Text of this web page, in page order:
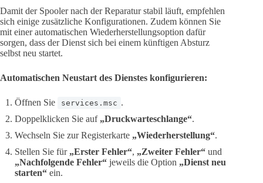
Damit der Spooler nach der Reparatur stabil läuft, empfehlen
sich einige zusätzliche Konfigurationen. Zudem können Sie
mit einer automatischen Wiederherstellungsoption dafür
sorgen, dass der Dienst sich bei einem künftigen Absturz
selbst neu startet.
Automatischen Neustart des Dienstes konfigurieren:
Öffnen Sie services.msc .
Doppelklicken Sie auf „Druckwarteschlange“.
Wechseln Sie zur Registerkarte „Wiederherstellung“.
Stellen Sie für „Erster Fehler“, „Zweiter Fehler“ und
„Nachfolgende Fehler“ jeweils die Option „Dienst neu
starten“ ein.